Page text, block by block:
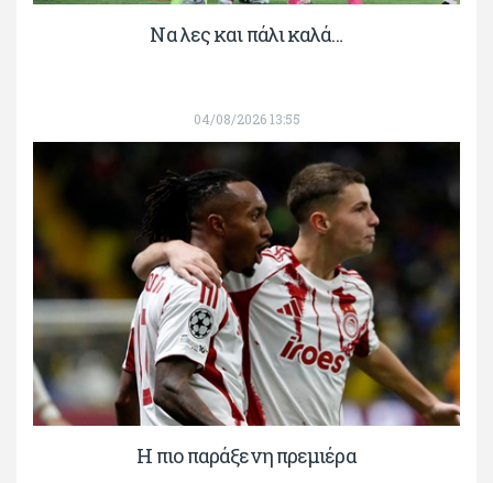
Να λες και πάλι καλά…
04/08/2026 13:55
H πιο παράξενη πρεμιέρα